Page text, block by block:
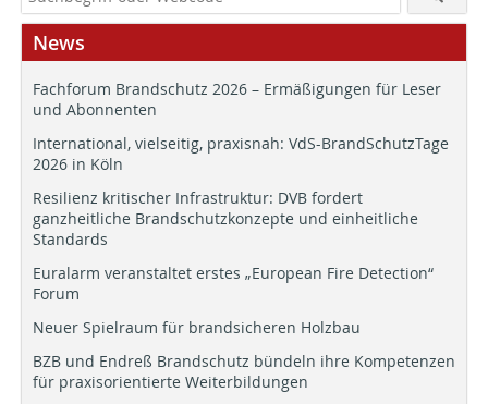
News
Fachforum Brandschutz 2026 – Ermäßigungen für Leser
und Abonnenten
International, vielseitig, praxisnah: VdS-BrandSchutzTage
2026 in Köln
Resilienz kritischer Infrastruktur: DVB fordert
ganzheitliche Brandschutzkonzepte und einheitliche
Standards
Euralarm veranstaltet erstes „European Fire Detection“
Forum
Neuer Spielraum für brandsicheren Holzbau
BZB und Endreß Brandschutz bündeln ihre Kompetenzen
für praxisorientierte Weiterbildungen